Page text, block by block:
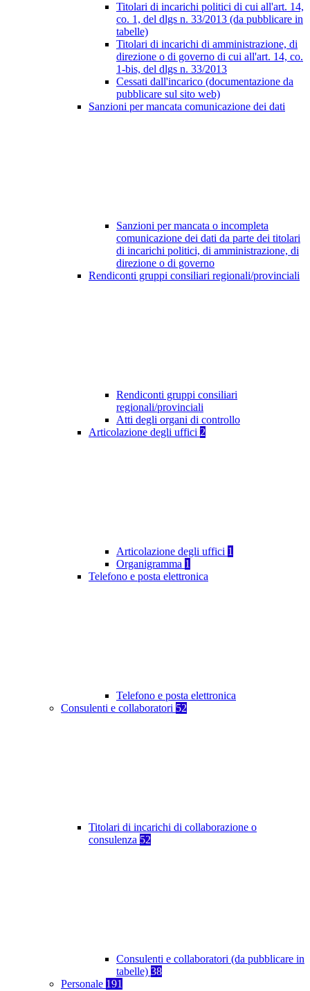
Titolari di incarichi politici di cui all'art. 14,
co. 1, del dlgs n. 33/2013 (da pubblicare in
tabelle)
Titolari di incarichi di amministrazione, di
direzione o di governo di cui all'art. 14, co.
1-bis, del dlgs n. 33/2013
Cessati dall'incarico (documentazione da
pubblicare sul sito web)
Sanzioni per mancata comunicazione dei dati
Sanzioni per mancata o incompleta
comunicazione dei dati da parte dei titolari
di incarichi politici, di amministrazione, di
direzione o di governo
Rendiconti gruppi consiliari regionali/provinciali
Rendiconti gruppi consiliari
regionali/provinciali
Atti degli organi di controllo
Articolazione degli uffici 2
Articolazione degli uffici 1
Organigramma 1
Telefono e posta elettronica
Telefono e posta elettronica
Consulenti e collaboratori 52
Titolari di incarichi di collaborazione o
consulenza 52
Consulenti e collaboratori (da pubblicare in
tabelle) 38
Personale 191